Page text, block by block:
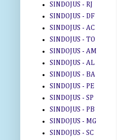
SINDOJUS - RJ
SINDOJUS - DF
SINDOJUS - AC
SINDOJUS - TO
SINDOJUS - AM
SINDOJUS - AL
SINDOJUS - BA
SINDOJUS - PE
SINDOJUS - SP
SINDOJUS - PB
SINDOJUS - MG
SINDOJUS - SC